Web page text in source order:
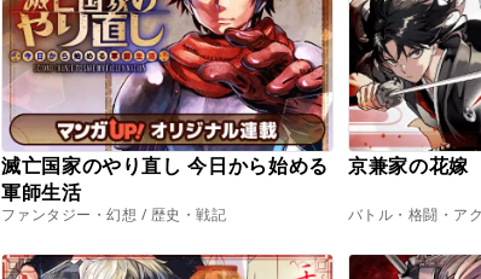
滅亡国家のやり直し 今日から始める
軍師生活
ファンタジー・幻想 / 歴史・戦記
京兼家の花嫁
バトル・格闘・ア